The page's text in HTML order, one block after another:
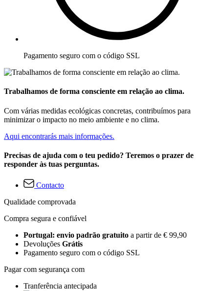
Pagamento seguro com o código SSL
Trabalhamos de forma consciente em relação ao clima.
Com várias medidas ecológicas concretas, contribuímos para
minimizar o impacto no meio ambiente e no clima.
Aqui encontrarás mais informações.
Precisas de ajuda com o teu pedido? Teremos o prazer de
responder às tuas perguntas.
Contacto
Qualidade comprovada
Compra segura e confiável
Portugal: envio padrão gratuito a partir de € 99,90
Devoluções Grátis
Pagamento seguro com o código SSL
Pagar com segurança com
Tranferência antecipada